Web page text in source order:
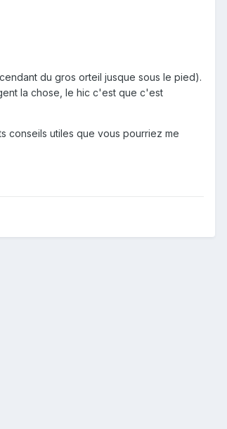
du gros orteil jusque sous le pied).
la chose, le hic c'est que c'est
conseils utiles que vous pourriez me